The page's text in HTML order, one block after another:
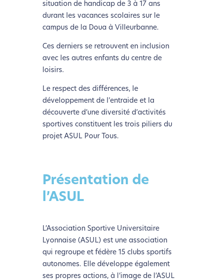
situation de handicap de 3 à 17 ans
durant les vacances scolaires sur le
campus de la Doua à Villeurbanne.
Ces derniers se retrouvent en inclusion
avec les autres enfants du centre de
loisirs.
Le respect des différences, le
développement de l’entraide et la
découverte d’une diversité d’activités
sportives constituent les trois piliers du
projet ASUL Pour Tous.
Présentation de
l’ASUL
L’Association Sportive Universitaire
Lyonnaise (ASUL) est une association
qui regroupe et fédère 15 clubs sportifs
autonomes. Elle développe également
ses propres actions, à l’image de l’ASUL